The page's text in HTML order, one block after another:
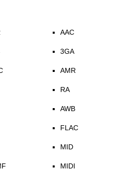
AAC
3GA
AMR
RA
AWB
FLAC
MID
MIDI